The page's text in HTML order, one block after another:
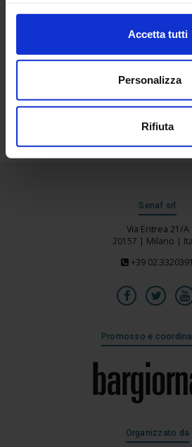
Accetta tutti
Personalizza
Rifiuta
Senaf srl
Via Eritrea 21/A
20157 | Milano |
+39 02.3320391
Promosso e
Organizzato da